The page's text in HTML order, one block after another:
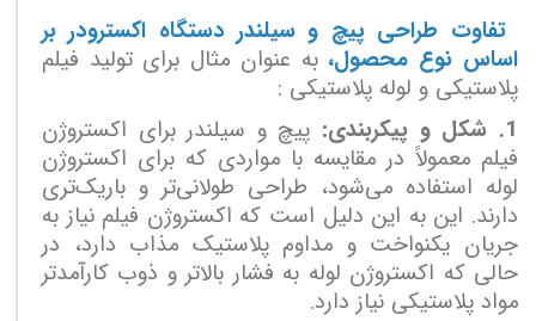
تفاوت طراحی پیچ و سیلندر دستگاه اکسترودر بر
اساس نوع محصول، به عنوان مثال برای تولید فیلم
پلاستیکی و لوله پلاستیکی :
1. شکل و پیکربندی:
پیچ و سیلندر برای اکستروژن
فیلم معمولاً در مقایسه با مواردی که برای اکستروژن
لوله استفاده می‌شود، طراحی طولانی‌تر و باریک‌تری
دارند. این به این دلیل است که اکستروژن فیلم نیاز به
جریان یکنواخت و مداوم پلاستیک مذاب دارد، در
حالی که اکستروژن لوله به فشار بالاتر و ذوب کارآمدتر
مواد پلاستیکی نیاز دارد.